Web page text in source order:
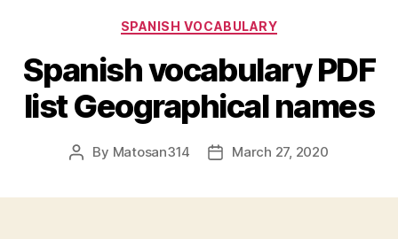
Categories
SPANISH VOCABULARY
Spanish vocabulary PDF
list Geographical names
Post
By Matosan314
PostMarch 27, 2020